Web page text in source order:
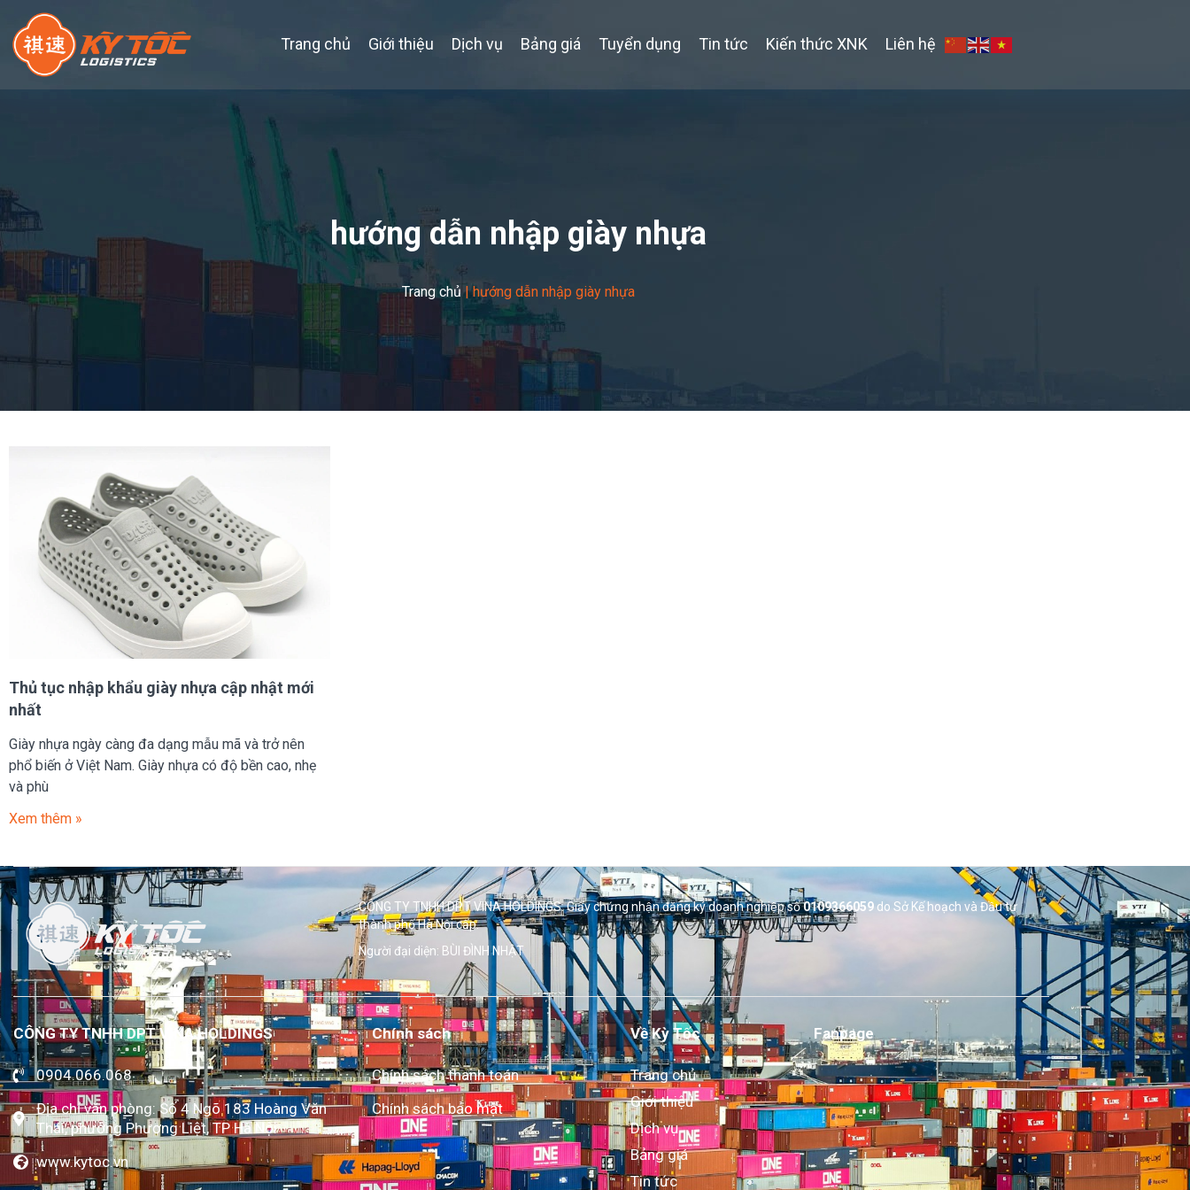
Trang chủ Giới thiệu Dịch vụ Bảng giá Tuyển dụng Tin tức Kiến thức XNK Liên hệ
hướng dẫn nhập giày nhựa
Trang chủ|hướng dẫn nhập giày nhựa
Thủ tục nhập khẩu giày nhựa cập nhật mới
nhất
Giày nhựa ngày càng đa dạng mẫu mã và trở nên
phổ biến ở Việt Nam. Giày nhựa có độ bền cao, nhẹ
và phù
Xem thêm »
CÔNG TY TNHH DPT VINA HOLDINGS. Giấy chứng nhận đăng ký doanh nghiệp số0109366059do Sở Kế hoạch và Đầu tư
thành phố Hà Nội cấp.
Người đại diện: BÙI ĐÌNH NHẬT
CÔNG TY TNHH DPT VINA HOLDINGS
0904.066.068
Địa chỉ văn phòng: Số 4 Ngõ 183 Hoàng Văn
Thái, phường Phương Liệt, TP Hà Nội
www.kytoc.vn
Chính sách
Chính sách thanh toán
Chính sách bảo mật
Về Kỳ Tốc
Trang chủ
Giới thiệu
Dịch vụ
Bảng giá
Tin tức
Fanpage